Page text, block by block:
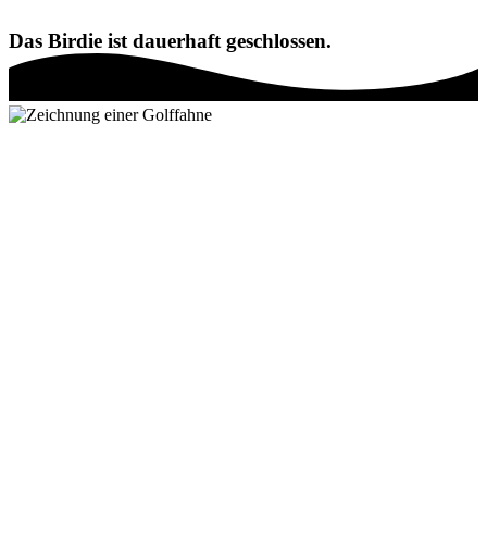
Das Birdie ist dauerhaft geschlossen.